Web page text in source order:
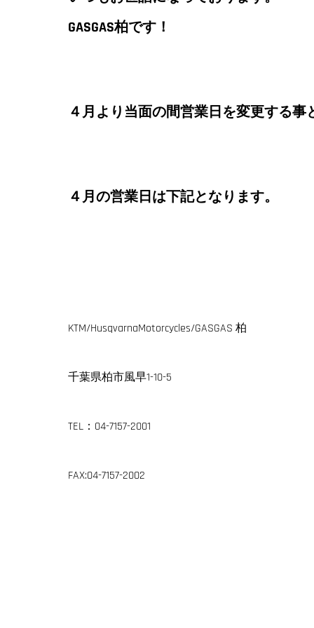
GASGAS柏です！
４月より当面の間営業日を変更する事
４月の営業日は下記となります。
KTM/HusqvarnaMotorcycles/GASGAS 柏
千葉県柏市風早1-10-5
TEL：04-7157-2001
FAX:04-7157-2002